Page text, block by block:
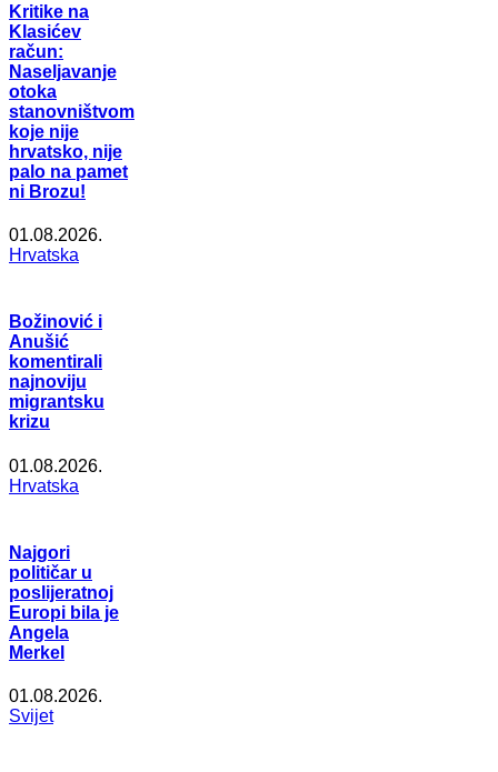
Kritike na
Klasićev
račun:
Naseljavanje
otoka
stanovništvom
koje nije
hrvatsko, nije
palo na pamet
ni Brozu!
01.08.2026.
Hrvatska
Božinović i
Anušić
komentirali
najnoviju
migrantsku
krizu
01.08.2026.
Hrvatska
Najgori
političar u
poslijeratnoj
Europi bila je
Angela
Merkel
01.08.2026.
Svijet